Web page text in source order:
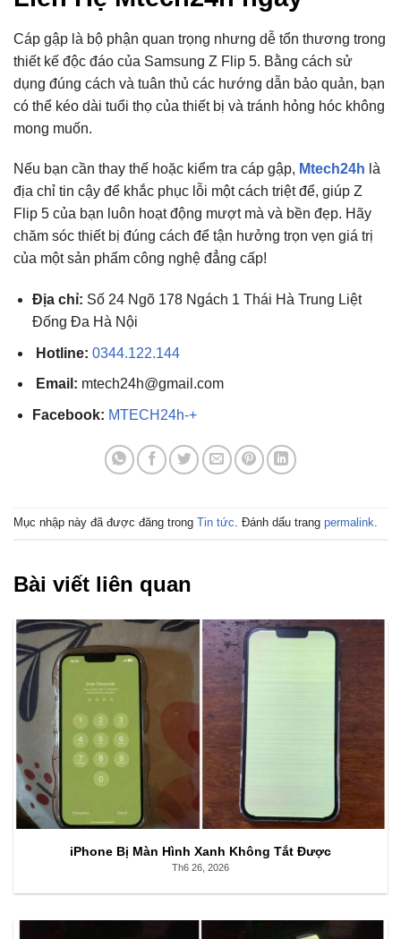
Cáp gập là bộ phận quan trọng nhưng dễ tổn thương trong
thiết kế độc đáo của Samsung Z Flip 5. Bằng cách sử
dụng đúng cách và tuân thủ các hướng dẫn bảo quản, bạn
có thể kéo dài tuổi thọ của thiết bị và tránh hỏng hóc không
mong muốn.
Nếu bạn cần thay thế hoặc kiểm tra cáp gập, Mtech24h là
địa chỉ tin cậy để khắc phục lỗi một cách triệt để, giúp Z
Flip 5 của bạn luôn hoạt động mượt mà và bền đẹp. Hãy
chăm sóc thiết bị đúng cách để tận hưởng trọn vẹn giá trị
của một sản phẩm công nghệ đẳng cấp!
Địa chỉ: Số 24 Ngõ 178 Ngách 1 Thái Hà Trung Liệt
Đống Đa Hà Nội
Hotline: 0344.122.144
Email: mtech24h@gmail.com
Facebook: MTECH24h-+
Mục nhập này đã được đăng trong Tin tức. Đánh dấu trang permalink.
Bài viết liên quan
iPhone Bị Màn Hình Xanh Không Tắt Được
Th6 26, 2026